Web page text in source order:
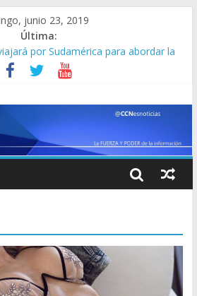
junio 23, 2019
Última:
por Sudamérica para abordar la
de los 10 más buscados en Carabobo
y funcionarios del Cicpc
horas
Frankenstein para el Zulia